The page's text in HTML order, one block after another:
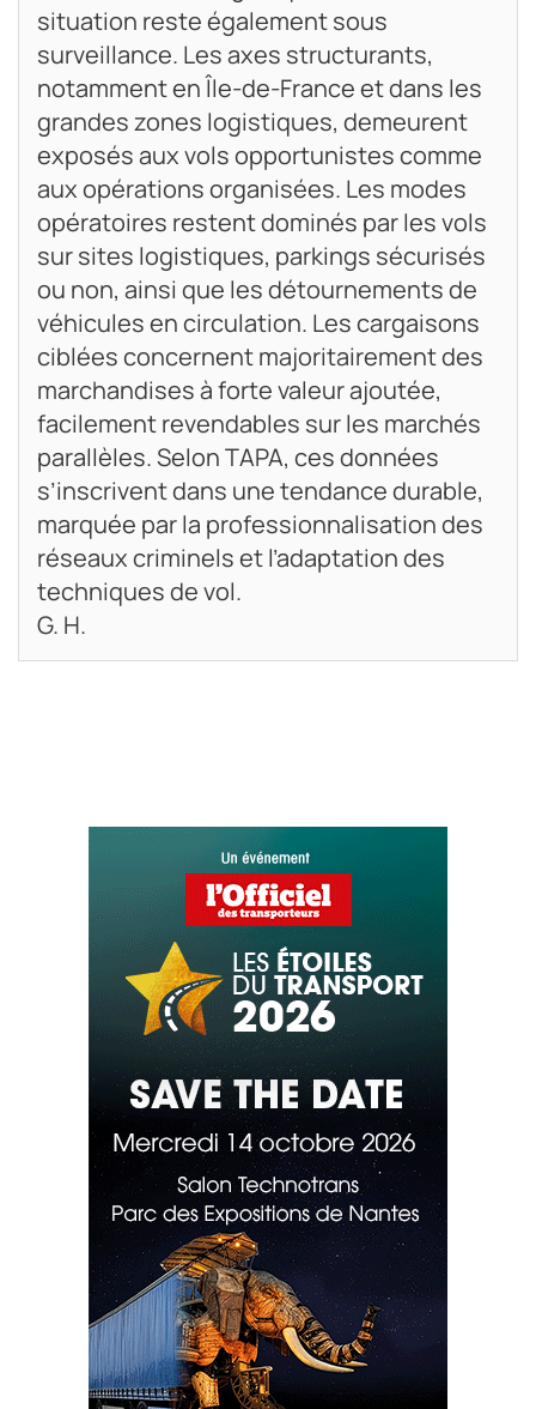
situation reste également sous
surveillance. Les axes structurants,
notamment en Île-de-France et dans les
grandes zones logistiques, demeurent
exposés aux vols opportunistes comme
aux opérations organisées. Les modes
opératoires restent dominés par les vols
sur sites logistiques, parkings sécurisés
ou non, ainsi que les détournements de
véhicules en circulation. Les cargaisons
ciblées concernent majoritairement des
marchandises à forte valeur ajoutée,
facilement revendables sur les marchés
parallèles. Selon TAPA, ces données
s’inscrivent dans une tendance durable,
marquée par la professionnalisation des
réseaux criminels et l’adaptation des
techniques de vol.
G. H.